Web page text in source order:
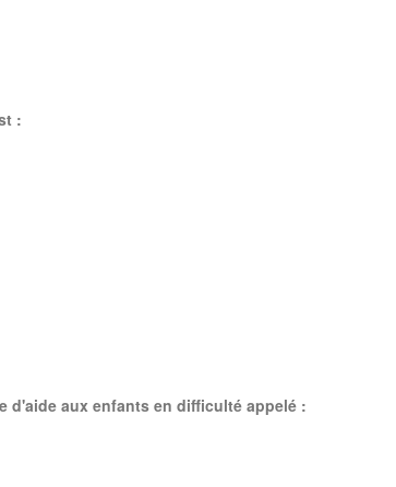
:
d'aide aux enfants en difficulté appelé :